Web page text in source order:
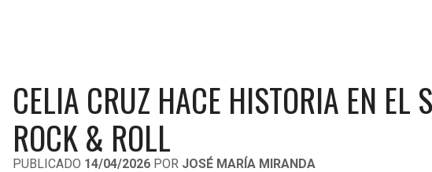
CELIA CRUZ HACE HISTORIA EN EL
ROCK & ROLL
PUBLICADO 14/04/2026 POR JOSÉ MARÍA MIRANDA